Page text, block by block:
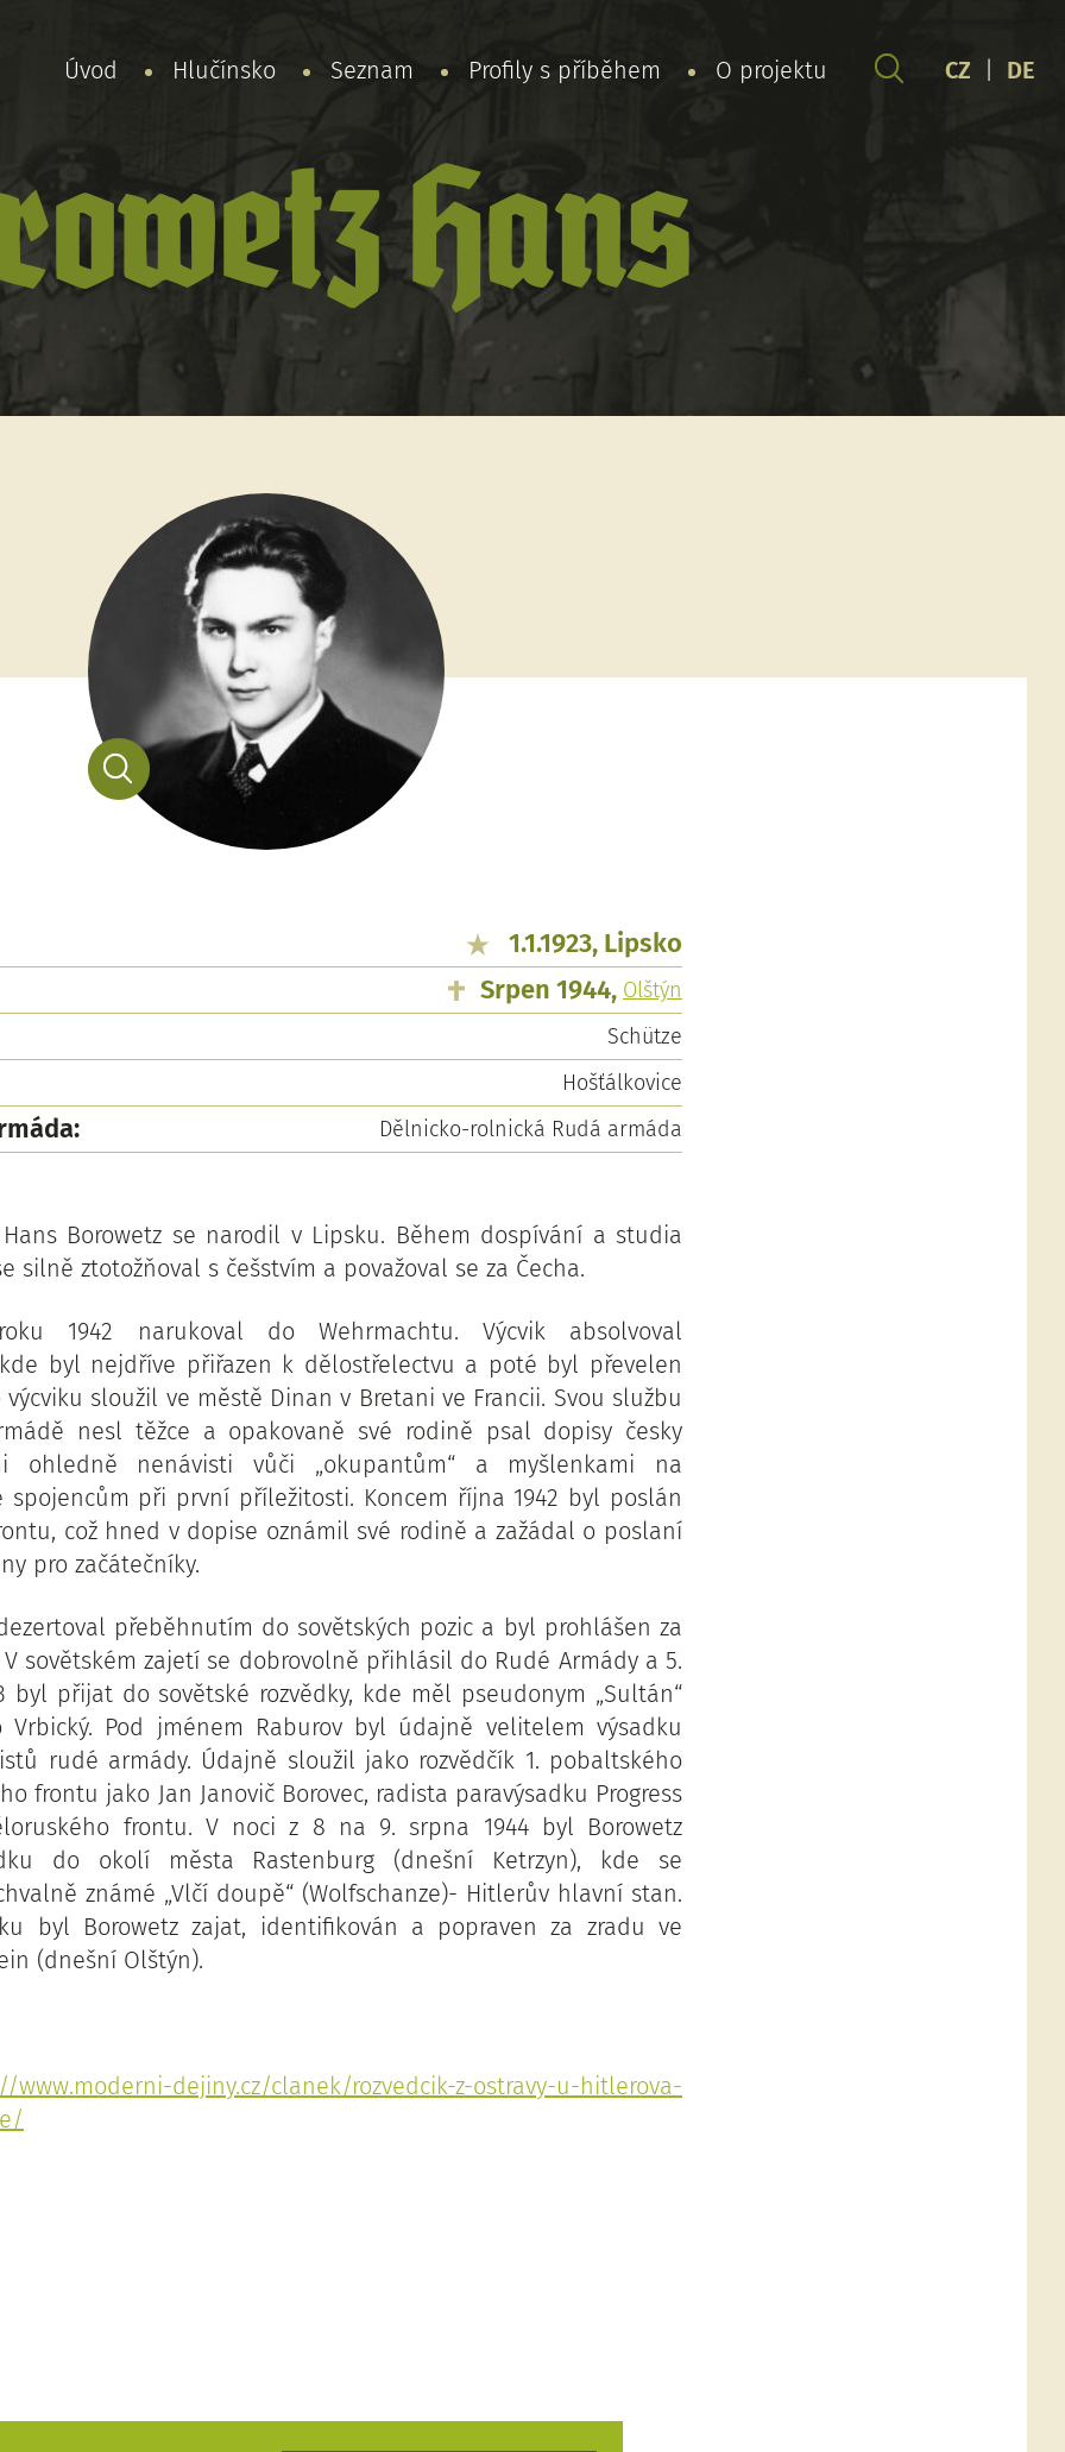
Úvod Hlučínsko Seznam Profily s příběhem O projektu CZ DE
Hans
1.1.1923, Lipsko
Srpen 1944, Olštýn
Schütze
Hošťálkovice
Dělnicko-rolnická Rudá armáda
Borowetz se narodil v Lipsku. Během dospívání a studia
silně ztotožňoval s češstvím a považoval se za Čecha.
1942 narukoval do Wehrmachtu. Výcvik absolvoval
byl nejdříve přiřazen k dělostřelectvu a poté byl převelen
výcviku sloužil ve městě Dinan v Bretani ve Francii. Svou službu
nesl těžce a opakovaně své rodině psal dopisy česky
ohledně nenávisti vůči „okupantům“ a myšlenkami na
spojencům při první příležitosti. Koncem října 1942 byl poslán
což hned v dopise oznámil své rodině a zažádal o poslaní
pro začátečníky.
přeběhnutím do sovětských pozic a byl prohlášen za
sovětském zajetí se dobrovolně přihlásil do Rudé Armády a 5.
byl přijat do sovětské rozvědky, kde měl pseudonym „Sultán“
Pod jménem Raburov byl údajně velitelem výsadku
rudé armády. Údajně sloužil jako rozvědčík 1. pobaltského
frontu jako Jan Janovič Borovec, radista paravýsadku Progress
frontu. V noci z 8 na 9. srpna 1944 byl Borowetz
do okolí města Rastenburg (dnešní Ketrzyn), kde se
známé „Vlčí doupě“ (Wolfschanze)- Hitlerův hlavní stan.
byl Borowetz zajat, identifikován a popraven za zradu ve
(dnešní Olštýn).
www.moderni-dejiny.cz/clanek/rozvedcik-z-ostravy-u-hitlerova-